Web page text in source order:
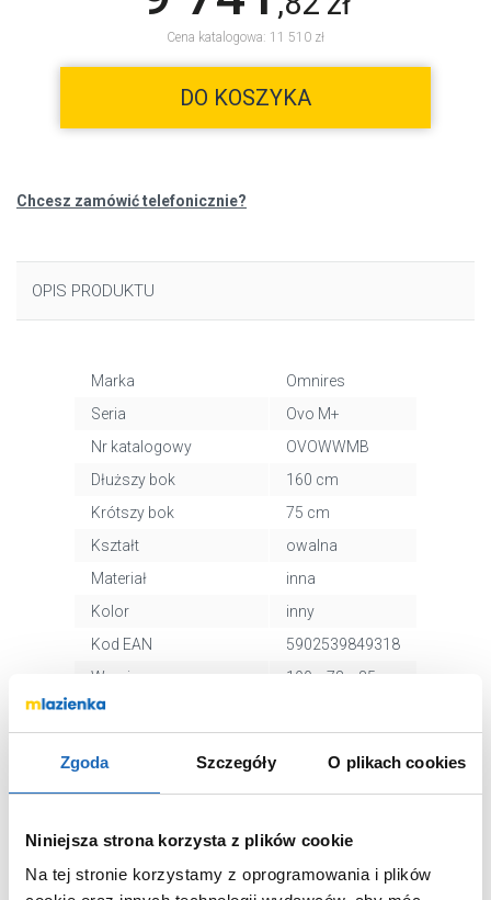
Zgoda Szczegóły O plikach cookies
Niniejsza strona korzysta z plików cookie
Na tej stronie korzystamy z oprogramowania i plików
Cena katalogowa: 11 510 zł
DO KOSZYKA
Chcesz zamówić telefonicznie?
OPIS PRODUKTU
Marka
Omnires
Seria
Ovo M+
Nr katalogowy
OVOWWMB
Dłuższy bok
160 cm
Krótszy bok
75 cm
Kształt
owalna
Materiał
inna
Kolor
inny
Kod EAN
5902539849318
Wymiary z
opakowaniem
190 x 78 x 85
Waga z opakowaniem
159,50 kg
Dane producenta
Zobacz